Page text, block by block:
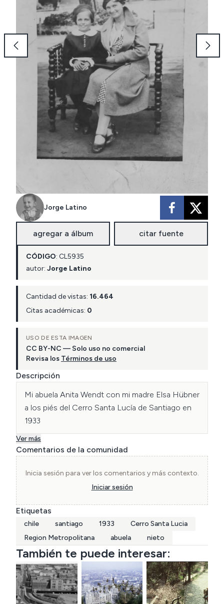
Jorge Latino
agregar a álbum citar fuente
CÓDIGO: CL5935
autor: Jorge Latino
Cantidad de vistas: 16.464
Citas académicas: 0
USO DE ESTA IMAGEN
CC BY-NC — Solo uso no comercial
Revisa los Términos de uso
Descripción
Mi abuela Anita Wendt con mi madre Elsa Hübner
a los piés del Cerro Santa Lucía de Santiago en
1933
Ver más
Comentarios de la comunidad
Inicia sesión para ver los comentarios y más contexto.
Iniciar sesión
Etiquetas
chile santiago 1933
Cerro Santa Lucia
Region Metropolitana
abuela nieto
También te puede interesar: